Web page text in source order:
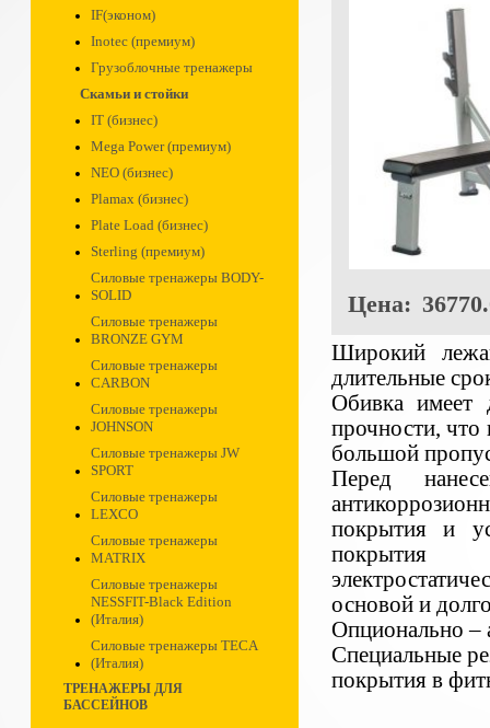
IF(эконом)
Inotec (премиум)
Грузоблочные тренажеры
Скамьи и стойки
IT (бизнес)
Mega Power (премиум)
NEO (бизнес)
Plamax (бизнес)
Plate Load (бизнес)
Sterling (премиум)
Силовые тренажеры BODY-
SOLID
Силовые тренажеры
BRONZE GYM
Силовые тренажеры
CARBON
Силовые тренажеры
JOHNSON
Силовые тренажеры JW
SPORT
Силовые тренажеры
LEXCO
Силовые тренажеры
MATRIX
Силовые тренажеры
NESSFIT-Black Edition
(Италия)
Силовые тренажеры TECA
(Италия)
ТРЕНАЖЕРЫ ДЛЯ
БАССЕЙНОВ
Цена:
Широкий
длительные
Обивка имеет
прочности, что
большой
Перед
покрытия и
покрытия
основой и
Опционально –
Специальные
покрытия в